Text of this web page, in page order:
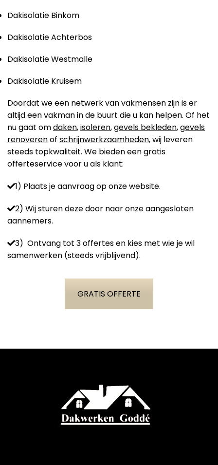
Dakisolatie Binkom
Dakisolatie Achterbos
Dakisolatie Westmalle
Dakisolatie Kruisem
Doordat we een netwerk van vakmensen zijn is er
altijd een vakman in de buurt die u kan helpen. Of het
nu gaat omdaken,isoleren,gevels bekleden,gevels
renoverenof schrijnwerkzaamheden, wij leveren
steeds topkwaliteit. We bieden een gratis
offerteservice voor u als klant:
1) Plaats je aanvraag op onze website.
2) Wij sturen deze door naar onze aangesloten
aannemers.
3) Ontvang tot 3 offertes en kies met wie je wil
samenwerken (steeds vrijblijvend).
GRATIS OFFERTE